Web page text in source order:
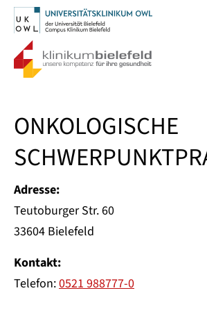
ONKOLOGISCHE
Adresse:
Teutoburger Str. 60
33604 Bielefeld
Kontakt:
Telefon:0521 988777-0